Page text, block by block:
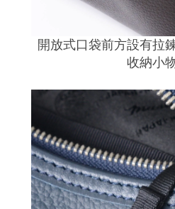
開放式口袋前方設有拉
收納小物